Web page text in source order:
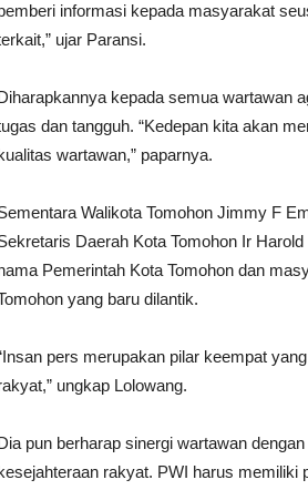
informasi kepada masyarakat
ujar Paransi.
kepada semua wartawan
dan tangguh. “Kedepan kita akan
wartawan,” paparnya.
Walikota Tomohon Jimmy F
Daerah Kota Tomohon Ir
Pemerintah Kota Tomohon dan
yang baru dilantik.
pers merupakan pilar keempat
ungkap Lolowang.
pun berharap sinergi wartawan
rakyat. PWI harus memiliki